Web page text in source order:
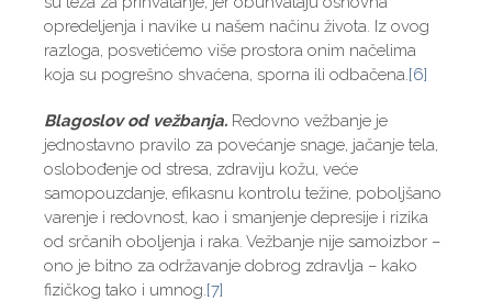
opredeljenja i navike u našem načinu života. Iz ovog
razloga, posvetićemo više prostora onim načelima
koja su pogrešno shvaćena, sporna ili odbačena.[6]
Blagoslov od vežbanja. Redovno vežbanje je
jednostavno pravilo za povećanje snage, jačanje tela,
oslobođenje od stresa, zdraviju kožu, veće
samopouzdanje, efikasnu kontrolu težine, poboljšano
varenje i redovnost, kao i smanjenje depresije i rizika
od srčanih oboljenja i raka. Vežbanje nije samoizbor –
ono je bitno za održavanje dobrog zdravlja – kako
fizičkog tako i umnog.[7]